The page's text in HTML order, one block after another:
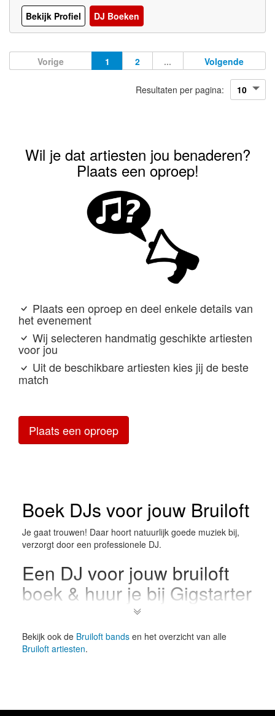
Bekijk Profiel
DJ Boeken
Vorige 1 2 ... Volgende
Resultaten per pagina:
Wil je dat artiesten jou benaderen?
Plaats een oproep!
Plaats een oproep en deel enkele details van
het evenement
Wij selecteren handmatig geschikte artiesten
voor jou
Uit de beschikbare artiesten kies jij de beste
match
Plaats een oproep
Boek DJs voor jouw Bruiloft
Je gaat trouwen! Daar hoort natuurlijk goede muziek bij,
verzorgt door een professionele DJ.
Een DJ voor jouw bruiloft
boek & huur je bij Gigstarter
Muziek is altijd een belangrijk ingrediënt voor het
meerdere DJ's te benaderen en eventueel zelfs naar een
live-optreden van een DJ te gaan voordat je besluit
Bekijk ook de Bruiloft bandsen het overzicht van alle
Bruiloft artiesten.